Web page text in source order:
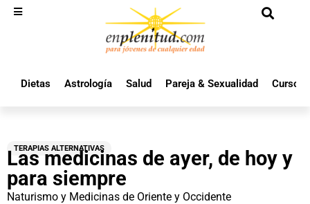
Dietas Astrología Salud Pareja & Sexualidad Cursos
TERAPIAS ALTERNATIVAS
Las medicinas de ayer, de hoy y
para siempre
Naturismo y Medicinas de Oriente y Occidente